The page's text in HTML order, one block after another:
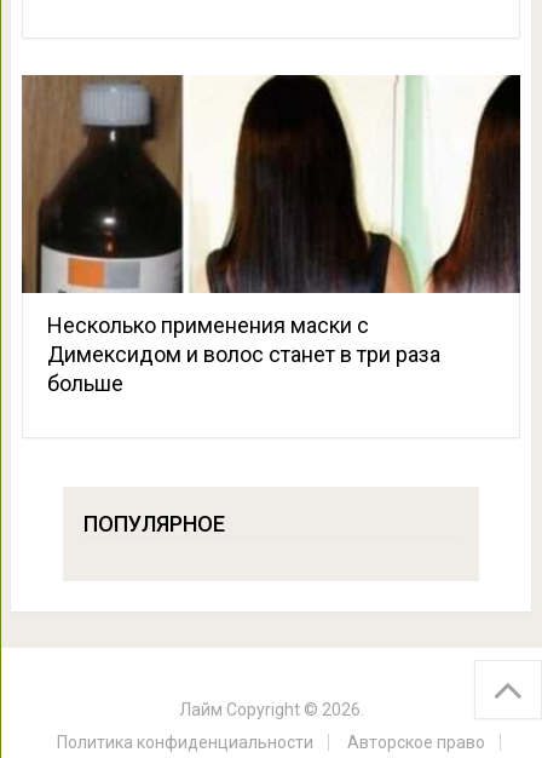
Несколько применения маски с
Димексидом и волос станет в три раза
больше
ПОПУЛЯРНОЕ
Лайм Copyright © 2026.
Политика конфиденциальности
Авторское право